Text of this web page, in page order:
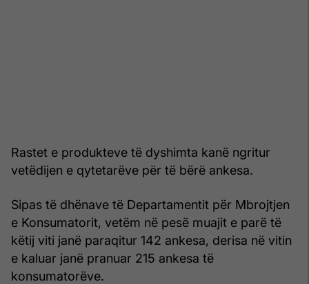
Rastet e produkteve të dyshimta kanë ngritur
vetëdijen e qytetarëve për të bërë ankesa.
Sipas të dhënave të Departamentit për Mbrojtjen
e Konsumatorit, vetëm në pesë muajit e parë të
këtij viti janë paraqitur 142 ankesa, derisa në vitin
e kaluar janë pranuar 215 ankesa të
konsumatorëve.